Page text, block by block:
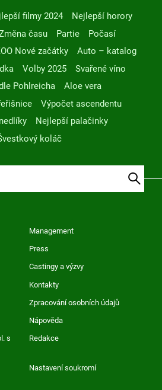
filmy 2024
Nejlepší horory
času Partie
Počasí
Nové začátky
Auto – katalog
Volby 2025
Svařené víno
Pohlreicha
Aloe vera
Výpočet ascendentu
Nejlepší palačinky
koláč
Management
Press
Castingy a výzvy
Kontakty
Zpracování osobních údajů
Nápověda
s
Redakce
Nastavení soukromí